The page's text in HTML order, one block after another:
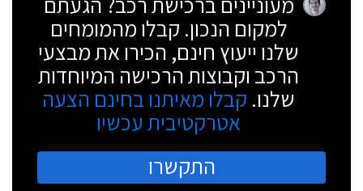
למקום הנכון. קבלו מהמומחים
שלנו ייעוץ חינם, הכירו את מבצעי
הרכב וקבוצות הרכישה המיוחדות
שלנו. קבלו מאיתנו בחינם הצעה
אטרקטיבית עכשיו
התקשרו